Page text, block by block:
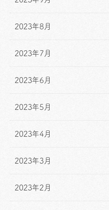
2023年8月
2023年7月
2023年6月
2023年5月
2023年4月
2023年3月
2023年2月